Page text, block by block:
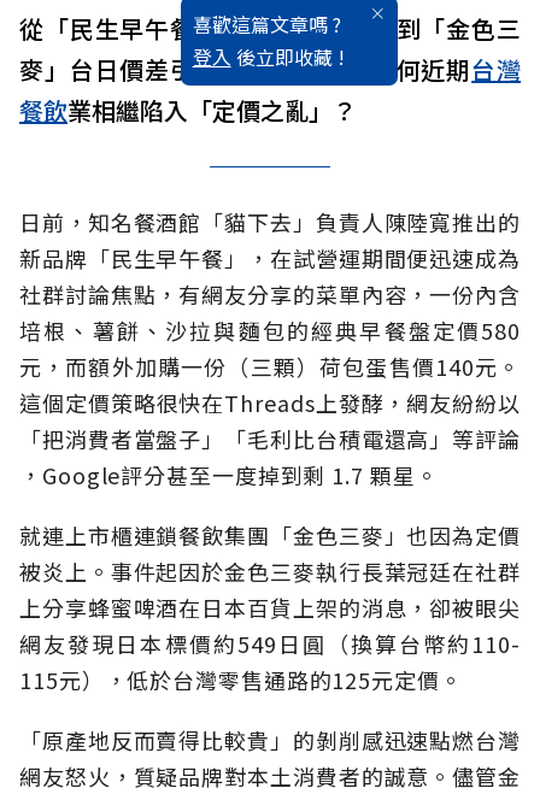
喜歡這篇文章嗎 ?
登入 後立即收藏 !
從「民生早午餐」的百元荷包蛋，到「金色三
麥」台日價差引發的公關風暴，為何近期台灣
餐飲業相繼陷入「定價之亂」？
日前，知名餐酒館「貓下去」負責人陳陸寬推出的
新品牌「民生早午餐」，在試營運期間便迅速成為
社群討論焦點，有網友分享的菜單內容，一份內含
培根、薯餅、沙拉與麵包的經典早餐盤定價580
元，而額外加購一份（三顆）荷包蛋售價140元。
這個定價策略很快在Threads上發酵，網友紛紛以
「把消費者當盤子」「毛利比台積電還高」等評論
，Google評分甚至一度掉到剩 1.7 顆星。
就連上市櫃連鎖餐飲集團「金色三麥」也因為定價
被炎上。事件起因於金色三麥執行長葉冠廷在社群
上分享蜂蜜啤酒在日本百貨上架的消息，卻被眼尖
網友發現日本標價約549日圓（換算台幣約110-
115元），低於台灣零售通路的125元定價。
「原產地反而賣得比較貴」的剝削感迅速點燃台灣
網友怒火，質疑品牌對本土消費者的誠意。儘管金